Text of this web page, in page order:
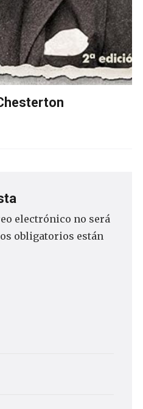
electrónico no será
obligatorios están